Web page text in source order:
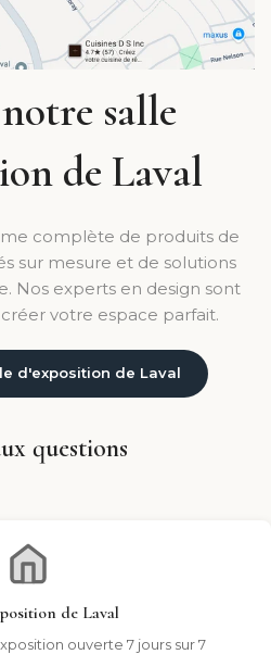
salle
de Laval
complète de produits de
sur mesure et de solutions
Nos experts en design sont
votre espace parfait.
d'exposition de Laval
questions
de Laval
ouverte 7 jours sur 7